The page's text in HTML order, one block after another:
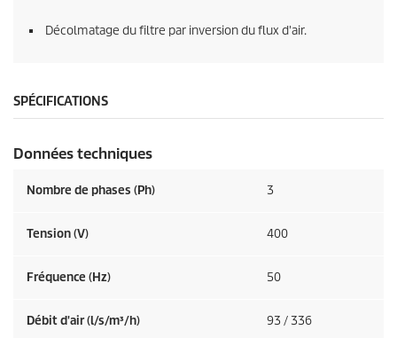
Décolmatage du filtre par inversion du flux d'air.
SPÉCIFICATIONS
Données techniques
Nombre de phases (Ph) 3
Tension (V) 400
Fréquence (Hz) 50
Débit d'air (l/s/m³/h) 93 / 336